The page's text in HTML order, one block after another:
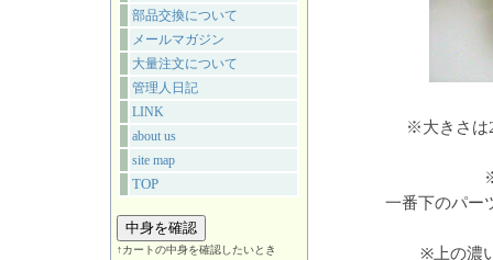
部品交換について
メールマガジン
大量注文について
管理人日記
LINK
about us
site map
TOP
↑カートの中身を確認したいとき
※大きさは
一番下のパー
※上の濃